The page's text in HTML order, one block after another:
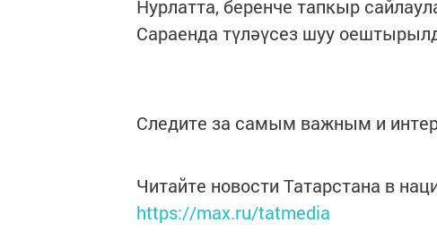
Нурлатта, беренче тапкыр
Сараенда түләүсез шуу
Следите за самым важным и
Читайте новости Татарстана в
https://max.ru/tatmedia